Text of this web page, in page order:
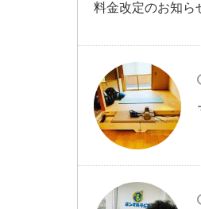
料金改定のお知ら